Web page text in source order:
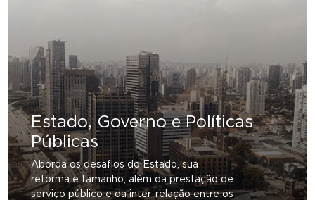
Estado, Governo e Políticas
Públicas
Aborda os desafios do Estado, sua
reforma e tamanho, além da prestação de
serviço público e da inter-relação entre os